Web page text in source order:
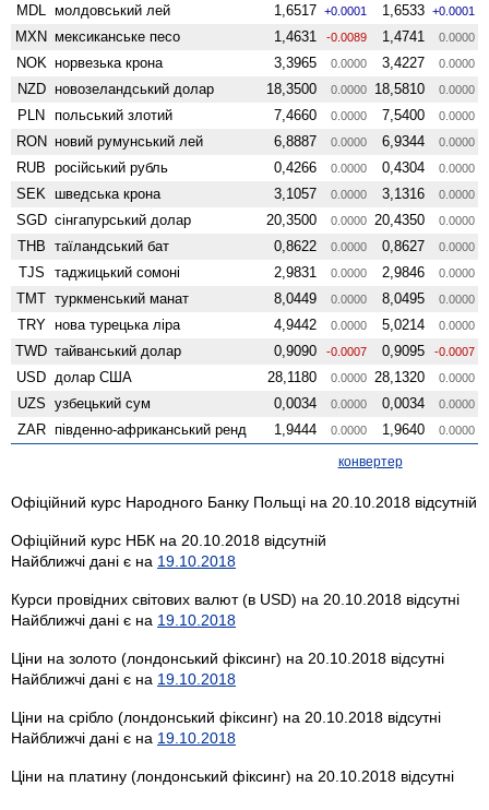
MDL молдовський лей 1,6517 +0.0001 1,6533 +0.0001
MXN мексиканське песо 1,4631 -0.0089 1,4741 0.0000
NOK норвезька крона 3,3965 0.0000 3,4227 0.0000
NZD ново­зеландський долар 18,3500 0.0000 18,5810 0.0000
PLN польський злотий 7,4660 0.0000 7,5400 0.0000
RON новий румунський лей 6,8887 0.0000 6,9344 0.0000
RUB російський рубль 0,4266 0.0000 0,4304 0.0000
SEK шведська крона 3,1057 0.0000 3,1316 0.0000
SGD сінгапурський долар 20,3500 0.0000 20,4350 0.0000
THB таїландський бат 0,8622 0.0000 0,8627 0.0000
TJS таджицький сомоні 2,9831 0.0000 2,9846 0.0000
TMT туркменський манат 8,0449 0.0000 8,0495 0.0000
TRY нова турецька ліра 4,9442 0.0000 5,0214 0.0000
TWD тайванський долар 0,9090 -0.0007 0,9095 -0.0007
USD долар США 28,1180 0.0000 28,1320 0.0000
UZS узбецький сум 0,0034 0.0000 0,0034 0.0000
ZAR південно-африканський ренд 1,9444 0.0000 1,9640 0.0000
конвертер
Офіційний курс Народного Банку Польщі на 20.10.2018 відсутній
Офіційний курс НБК на 20.10.2018 відсутній
Найближчі дані є на 19.10.2018
Курси провідних світових валют (в USD) на 20.10.2018 відсутні
Найближчі дані є на 19.10.2018
Ціни на золото (лондонський фіксинг) на 20.10.2018 відсутні
Найближчі дані є на 19.10.2018
Ціни на срібло (лондонський фіксинг) на 20.10.2018 відсутні
Найближчі дані є на 19.10.2018
Ціни на платину (лондонський фіксинг) на 20.10.2018 відсутні